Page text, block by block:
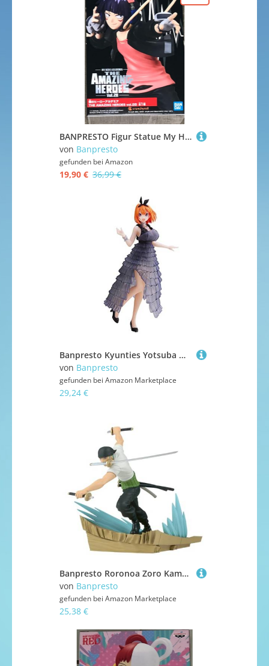
BANPRESTO Figur Statue My Hero Academia Kyoka Jiro – The Amazing Heroes Vol.28 - Höhe 13cm - Mehrfarbig
von Banpresto
gefunden bei Amazon
19,90 € 36,99 €
Banpresto Kyunties Yotsuba Nakano The Quintessential Quintuplets 18cm
von Banpresto
gefunden bei Amazon Marketplace
29,24 €
Banpresto Roronoa Zoro Kampfstatue 11Cm
von Banpresto
gefunden bei Amazon Marketplace
25,38 €